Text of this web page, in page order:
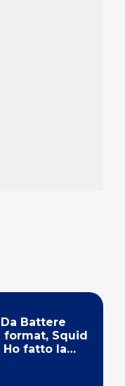
Da Battere
format, Squid
Ho fatto la